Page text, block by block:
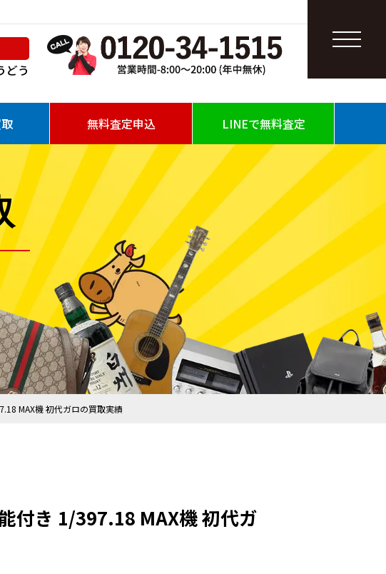
どう
無料査定申込 LINEで無料査定
MAX機 初代ガロの買取実績
付き 1/397.18 MAX機 初代ガ